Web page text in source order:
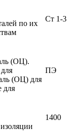
по их
Ст 1-3
(ОЦ).
(ОЦ) для
для
ПЭ
1400